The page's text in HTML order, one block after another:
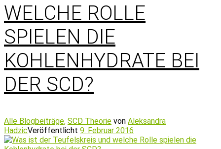
WELCHE ROLLE
SPIELEN DIE
KOHLENHYDRATE BEI
DER SCD?
Alle Blogbeiträge, SCD Theorie von Aleksandra
HadzicVeröffentlicht 9. Februar 2016